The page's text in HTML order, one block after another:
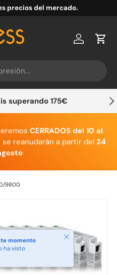
precios del mercado.
Cuenta
superando 175€
CERRADOS del 10 al
se reanudarán a partir del 24
9800
momento
ha visto
Cerrar